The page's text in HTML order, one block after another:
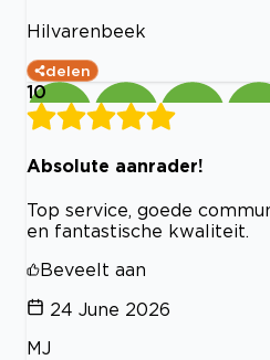
Hilvarenbeek
delen
10
Absolute aanrader!
Top service, goede
en fantastische kwaliteit.
Beveelt aan
24 June 2026
MJ